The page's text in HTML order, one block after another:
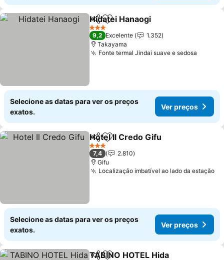
PartilharAdicionar aos favoritos
Hidatei Hanaogi
3 Estrelas
9,2 Excelente
1.352
Takayama
Fonte termal Jindai suave e sedosa
Selecione as datas para ver os preços
exatos.
Ver preços
PartilharAdicionar aos favoritos
Hotel Il Credo Gifu
3 Estrelas
7,4
2.810
Gifu
Localização imbatível ao lado da estação
Selecione as datas para ver os preços
exatos.
Ver preços
TABINO HOTEL Hida